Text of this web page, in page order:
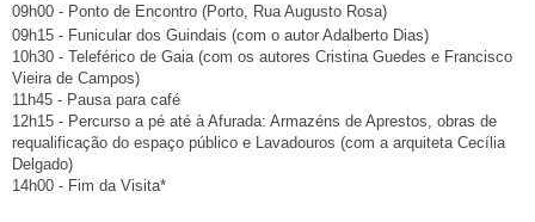
09h00 - Ponto de Encontro (Porto, Rua Augusto Rosa)
09h15 - Funicular dos Guindais (com o autor Adalberto Dias)
10h30 - Teleférico de Gaia (com os autores Cristina Guedes e Francisco
Vieira de Campos)
11h45 - Pausa para café
12h15 - Percurso a pé até à Afurada: Armazéns de Aprestos, obras de
requalificação do espaço público e Lavadouros (com a arquiteta Cecília
Delgado)
14h00 - Fim da Visita*